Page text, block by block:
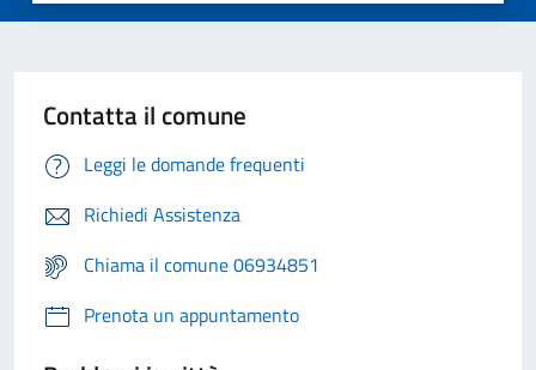
Contatta il comune
Leggi le domande frequenti
Richiedi Assistenza
Chiama il comune 06934851
Prenota un appuntamento